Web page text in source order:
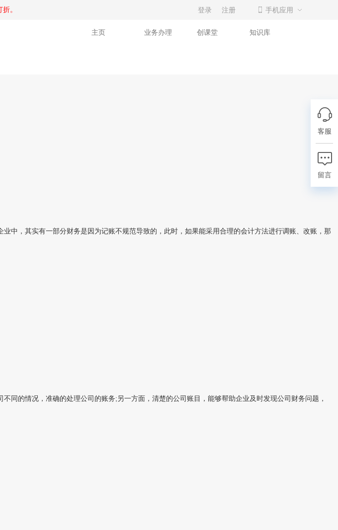
登录 注册 手机应用
。
主页 业务办理 创课堂 知识库
中，其实有一部分财务是因为记账不规范导致的，此时，如果能采用合理的会计方法进行调账、改账，那
同的情况，准确的处理公司的账务;另一方面，清楚的公司账目，能够帮助企业及时发现公司财务问题，
客服
留言